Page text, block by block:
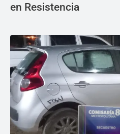
en Resistencia